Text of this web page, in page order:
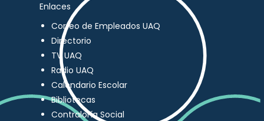
Enlaces
Correo de Empleados UAQ
Directorio
TV UAQ
Radio UAQ
Calendario Escolar
Bibliotecas
Contraloría Social